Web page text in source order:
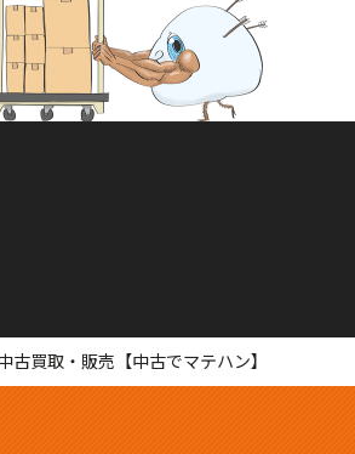
古買取・販売【中古でマテハン】